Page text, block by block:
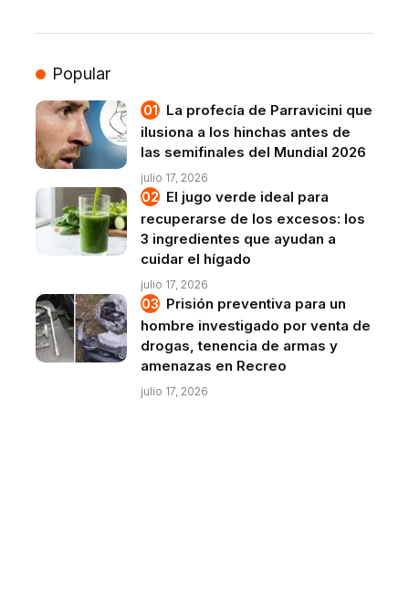
Popular
La profecía de Parravicini que
ilusiona a los hinchas antes de
las semifinales del Mundial 2026
julio 17, 2026
El jugo verde ideal para
recuperarse de los excesos: los
3 ingredientes que ayudan a
cuidar el hígado
julio 17, 2026
Prisión preventiva para un
hombre investigado por venta de
drogas, tenencia de armas y
amenazas en Recreo
julio 17, 2026